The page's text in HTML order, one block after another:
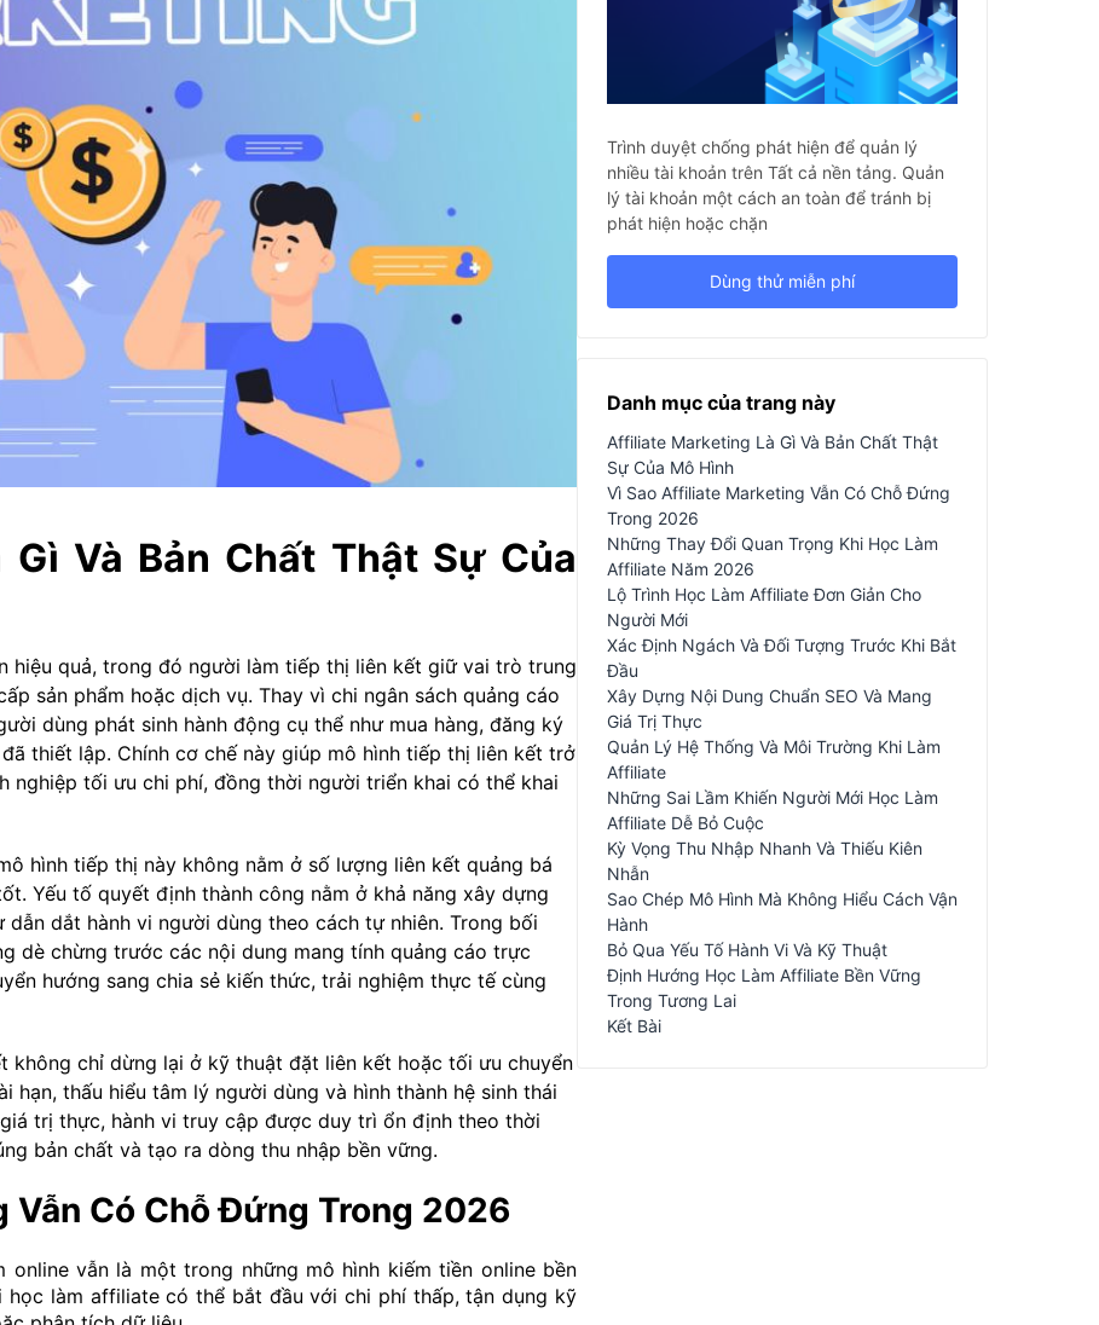
Và Bản Chất Thật Sự Của
hiệu quả, trong đó người làm tiếp thị liên kết giữ vai trò trung
sản phẩm hoặc dịch vụ. Thay vì chi ngân sách quảng cáo
dùng phát sinh hành động cụ thể như mua hàng, đăng ký
thiết lập. Chính cơ chế này giúp mô hình tiếp thị liên kết trở
nghiệp tối ưu chi phí, đồng thời người triển khai có thể khai
hình tiếp thị này không nằm ở số lượng liên kết quảng bá
Yếu tố quyết định thành công nằm ở khả năng xây dựng
dắt hành vi người dùng theo cách tự nhiên. Trong bối
dè chừng trước các nội dung mang tính quảng cáo trực
hướng sang chia sẻ kiến thức, trải nghiệm thực tế cùng
chỉ dừng lại ở kỹ thuật đặt liên kết hoặc tối ưu chuyển
thấu hiểu tâm lý người dùng và hình thành hệ sinh thái
trị thực, hành vi truy cập được duy trì ổn định theo thời
bản chất và tạo ra dòng thu nhập bền vững.
Có Chỗ Đứng Trong 2026
vẫn là một trong những mô hình kiếm tiền online bền
làm affiliate có thể bắt đầu với chi phí thấp, tận dụng kỹ
Trình duyệt chống phát hiện để quản lý
nhiều tài khoản trên Tất cả nền tảng. Quản
lý tài khoản một cách an toàn để tránh bị
phát hiện hoặc chặn
Dùng thử miễn phí
Danh mục của trang này
Affiliate Marketing Là Gì Và Bản Chất Thật
Sự Của Mô Hình
Vì Sao Affiliate Marketing Vẫn Có Chỗ Đứng
Trong 2026
Những Thay Đổi Quan Trọng Khi Học Làm
Affiliate Năm 2026
Lộ Trình Học Làm Affiliate Đơn Giản Cho
Người Mới
Xác Định Ngách Và Đối Tượng Trước Khi Bắt
Đầu
Xây Dựng Nội Dung Chuẩn SEO Và Mang
Giá Trị Thực
Quản Lý Hệ Thống Và Môi Trường Khi Làm
Affiliate
Những Sai Lầm Khiến Người Mới Học Làm
Affiliate Dễ Bỏ Cuộc
Kỳ Vọng Thu Nhập Nhanh Và Thiếu Kiên
Nhẫn
Sao Chép Mô Hình Mà Không Hiểu Cách Vận
Hành
Bỏ Qua Yếu Tố Hành Vi Và Kỹ Thuật
Định Hướng Học Làm Affiliate Bền Vững
Trong Tương Lai
Kết Bài